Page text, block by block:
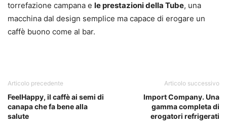
torrefazione campana e le prestazioni della Tube, una
macchina dal design semplice ma capace di erogare un
caffè buono come al bar.
Articolo precedente
FeelHappy, il caffè ai semi di
canapa che fa bene alla
salute
Articolo successivo
Import Company. Una
gamma completa di
erogatori refrigerati